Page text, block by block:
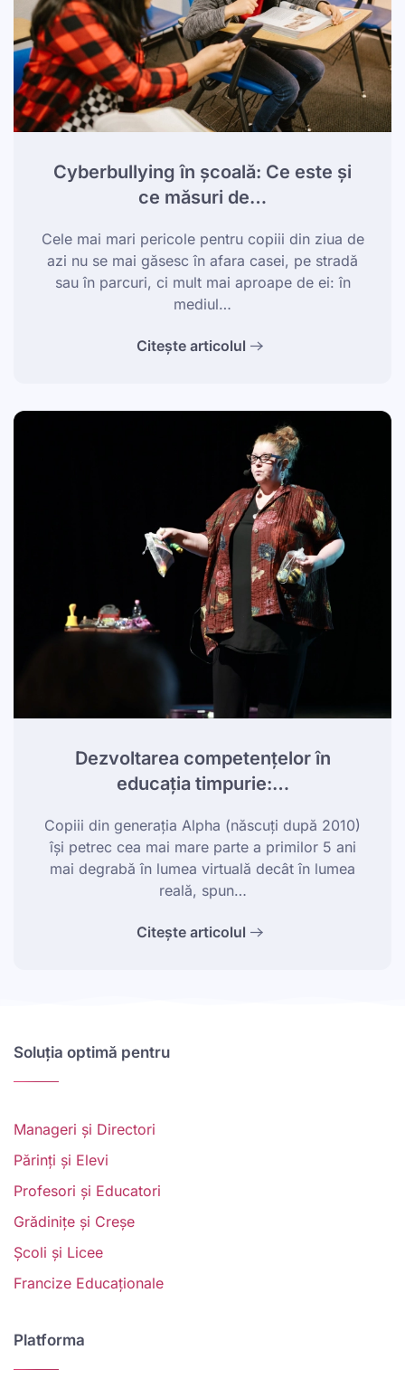
Cyberbullying în școală: Ce este și
ce măsuri de…
Cele mai mari pericole pentru copiii din ziua de
azi nu se mai găsesc în afara casei, pe stradă
sau în parcuri, ci mult mai aproape de ei: în
mediul…
Citește articolul
Dezvoltarea competențelor în
educația timpurie:…
Copiii din generația Alpha (născuți după 2010)
își petrec cea mai mare parte a primilor 5 ani
mai degrabă în lumea virtuală decât în lumea
reală, spun…
Citește articolul
Soluția optimă pentru
Manageri și Directori
Părinți și Elevi
Profesori și Educatori
Grădinițe și Creșe
Școli și Licee
Francize Educaționale
Platforma